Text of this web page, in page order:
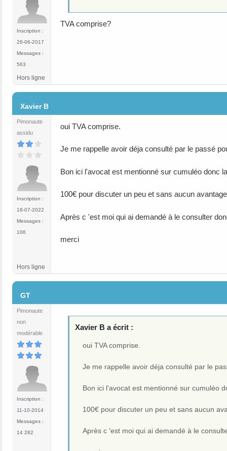
Inscription :
28-06-2017
Messages :
563
TVA comprise?
Hors ligne
Xavier B
Pimonaute
assidu
Inscription :
18-07-2022
Messages :
106
oui TVA comprise.
Je me rappelle avoir déja consulté par le passé
Bon ici l'avocat est mentionné sur cumuléo donc
100€ pour discuter un peu et sans aucun
Après c 'est moi qui ai demandé à le consulter
merci
Hors ligne
GT
Pimonaute
non
modérable
Inscription :
11-10-2014
Messages :
14 282
Xavier B a écrit :
oui TVA comprise.
Je me rappelle avoir déja consulté par le
Bon ici l'avocat est mentionné sur cumuléo
100€ pour discuter un peu et sans aucun
Après c 'est moi qui ai demandé à le